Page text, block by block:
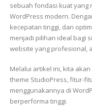
sebuah fondasi kuat yang
WordPress modern.
kecepatan tinggi, dan
menjadi pilihan ideal bagi
website yang profesional,
Melalui artikel ini, kita
theme StudioPress, fitur-
menggunakannya di
berperforma tinggi.